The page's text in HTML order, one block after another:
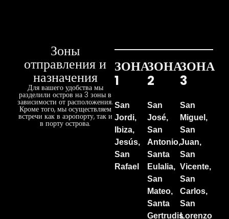
Зоны
отправления и
назначения
Для вашего удобства мы
разделили остров на 3 зоны в
зависимости от расположения.
Кроме того, мы осуществляем
встречи как в аэропорту, так и
в порту острова.
ЗОНА
1
San
Jordi,
Ibiza,
Jesús,
San
Rafael
ЗОНА
2
San
José,
San
Antonio,
Santa
Eulalia,
San
Mateo,
Santa
Gertrudis
ЗОНА
3
San
Miguel,
San
Juan,
San
Vicente,
San
Carlos,
San
Lorenzo